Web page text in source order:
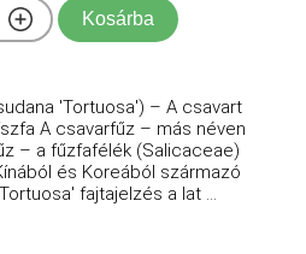
Kosárba
'Tortuosa') – A csavart
A csavarfűz – más néven
– a fűzfafélék (Salicaceae)
és Koreából származó
fajtajelzés a lat ...